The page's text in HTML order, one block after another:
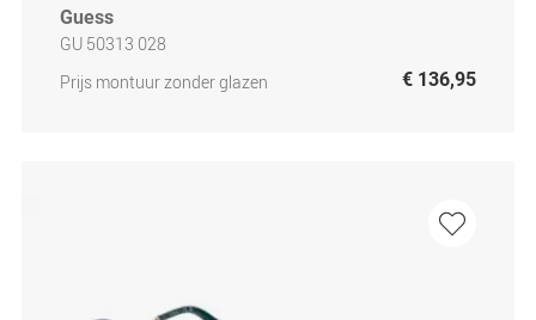
Guess
GU 50313 028
Prijs montuur zonder glazen
€ 136,95